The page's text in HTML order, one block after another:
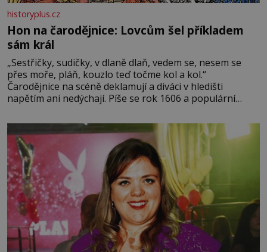
historyplus.cz
Hon na čarodějnice: Lovcům šel příkladem
sám král
„Sestřičky, sudičky, v dlaně dlaň, vedem se, nesem se
přes moře, pláň, kouzlo teď točme kol a kol.“
Čarodějnice na scéně deklamují a diváci v hledišti
napětím ani nedýchají. Píše se rok 1606 a populární
Tragédii o Macbethovi. Napsal ji pro krále Jakuba I., jenž
v roce 1603 vystřídal